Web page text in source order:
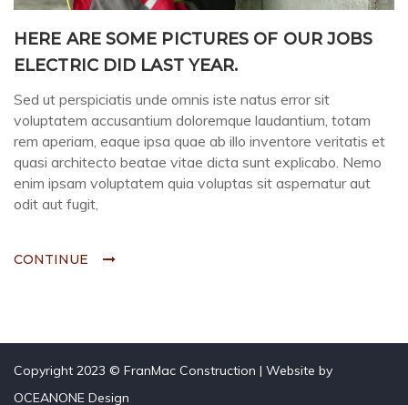
HERE ARE SOME PICTURES OF OUR JOBS
ELECTRIC DID LAST YEAR.
Sed ut perspiciatis unde omnis iste natus error sit
voluptatem accusantium doloremque laudantium, totam
rem aperiam, eaque ipsa quae ab illo inventore veritatis et
quasi architecto beatae vitae dicta sunt explicabo. Nemo
enim ipsam voluptatem quia voluptas sit aspernatur aut
odit aut fugit,
CONTINUE
Copyright 2023 © FranMac Construction | Website by
OCEANONE Design